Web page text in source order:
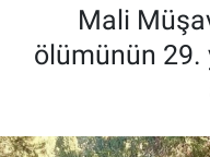
Mali
ölümünün 29.
Tüm Manşetler